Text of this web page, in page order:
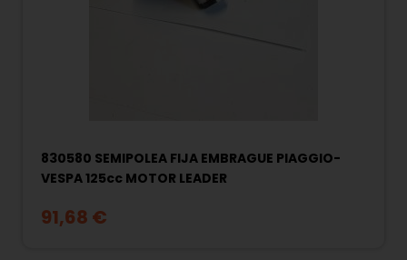
830580 SEMIPOLEA FIJA EMBRAGUE PIAGGIO-
VESPA 125cc MOTOR LEADER
91,68 €